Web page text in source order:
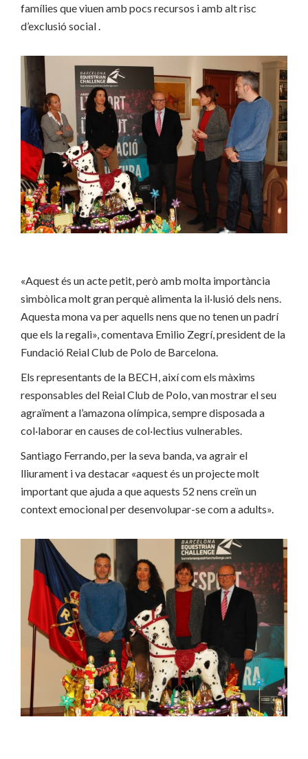
famílies que viuen amb pocs recursos i amb alt risc
d’exclusió social .
«Aquest és un acte petit, però amb molta importància
simbòlica molt gran perquè alimenta la il·lusió dels nens.
Aquesta mona va per aquells nens que no tenen un padrí
que els la regali», comentava Emilio Zegrí, president de la
Fundació Reial Club de Polo de Barcelona.
Els representants de la BECH, així com els màxims
responsables del Reial Club de Polo, van mostrar el seu
agraïment a l’amazona olímpica, sempre disposada a
col·laborar en causes de col·lectius vulnerables.
Santiago Ferrando, per la seva banda, va agrair el
lliurament i va destacar «aquest és un projecte molt
important que ajuda a que aquests 52 nens creïn un
context emocional per desenvolupar-se com a adults».